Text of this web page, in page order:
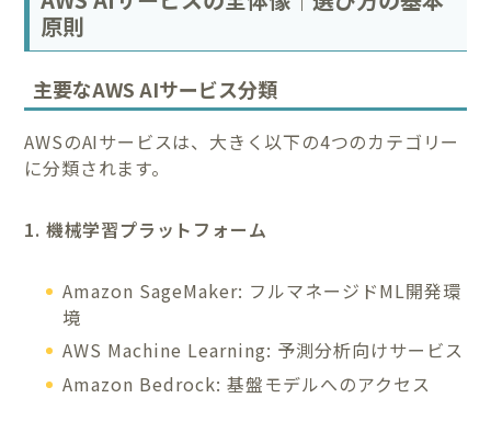
原則
主要なAWS AIサービス分類
AWSのAIサービスは、大きく以下の4つのカテゴリー
に分類されます。
1. 機械学習プラットフォーム
Amazon SageMaker: フルマネージドML開発環
境
AWS Machine Learning: 予測分析向けサービス
Amazon Bedrock: 基盤モデルへのアクセス